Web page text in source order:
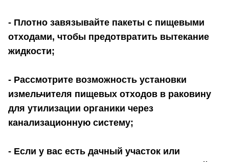
- Плотно завязывайте пакеты с пищевыми
отходами, чтобы предотвратить вытекание
жидкости;
- Рассмотрите возможность установки
измельчителя пищевых отходов в раковину
для утилизации органики через
канализационную систему;
- Если у вас есть дачный участок или